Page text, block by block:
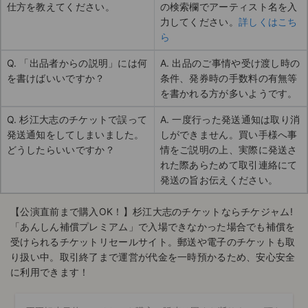
仕方を教えてください。
の検索欄でアーティスト名を入
力してください。 詳しくはこち
ら
Q. 「出品者からの説明」には何
を書けばいいですか？
A. 出品のご事情や受け渡し時の
条件、発券時の手数料の有無等
を書かれる方が多いようです。
Q. 杉江大志のチケットで誤って
発送通知をしてしまいました。
どうしたらいいですか？
A. 一度行った発送通知は取り消
しができません。買い手様へ事
情をご説明の上、実際に発送さ
れた際あらためて取引連絡にて
発送の旨お伝えください。
【公演直前まで購入OK！】杉江大志のチケットならチケジャム!
「あんしん補償プレミアム」で入場できなかった場合でも補償を
受けられるチケットリセールサイト。郵送や電子のチケットも取
り扱い中。取引終了まで運営が代金を一時預かるため、安心安全
に利用できます！